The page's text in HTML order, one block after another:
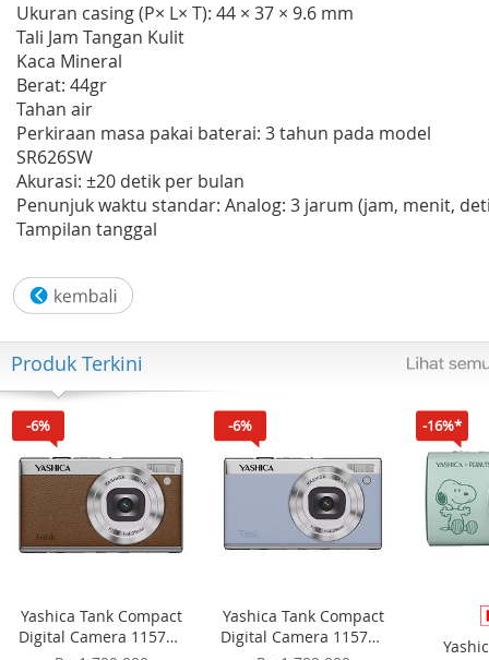
Ukuran casing (P× L× T): 44 × 37 × 9.6 mm
Tali Jam Tangan Kulit
Kaca Mineral
Berat: 44gr
Tahan air
Perkiraan masa pakai baterai: 3 tahun pada model
SR626SW
Akurasi: ±20 detik per bulan
Penunjuk waktu standar: Analog: 3 jarum (jam, menit,
Tampilan tanggal
Produk Terkini
-6%
Yashica Tank Compact
Digital Camera 115755
-6%
Yashica Tank Compact
Digital Camera 115756
-16%*